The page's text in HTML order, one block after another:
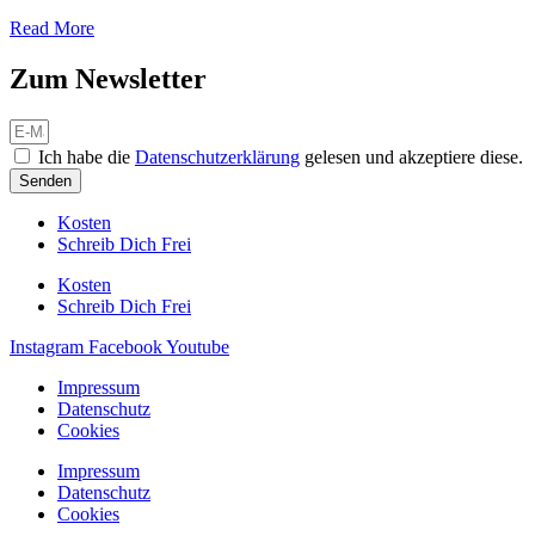
Read More
Zum Newsletter
Ich habe die Datenschutzerklärung gelesen und akzeptiere diese.
Senden
Kosten
Schreib Dich Frei
Kosten
Schreib Dich Frei
Instagram FacebookYoutube
Impressum
Datenschutz
Cookies
Impressum
Datenschutz
Cookies